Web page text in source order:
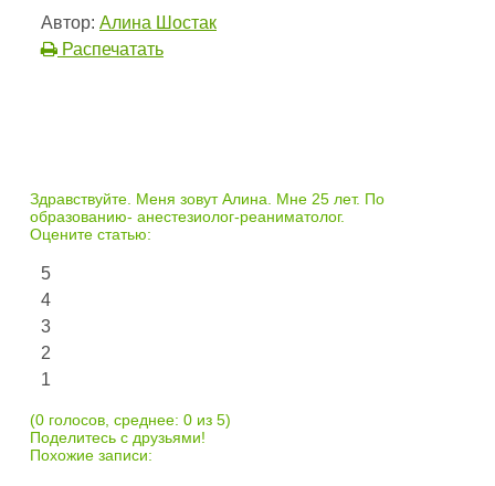
Автор: Алина Шостак
Распечатать
Здравствуйте. Меня зовут Алина. Мне 25 лет. По
образованию- анестезиолог-реаниматолог.
Оцените статью:
5
4
3
2
1
(0 голосов, среднее: 0 из 5)
Поделитесь с друзьями!
Похожие записи: